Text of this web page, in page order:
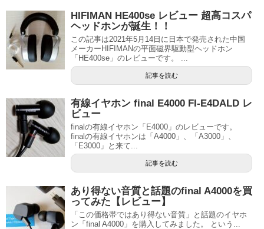
HIFIMAN HE400se レビュー 超高コスパ
ヘッドホンが誕生！！
この記事は2021年5月14日に日本で発売された中国
メーカーHIFIMANの平面磁界駆動型ヘッドホン
「HE400se」のレビューです。 ...
記事を読む
有線イヤホン final E4000 FI-E4DALD レ
ビュー
finalの有線イヤホン「E4000」のレビューです。
finalの有線イヤホンは「A4000」、「A3000」、
「E3000」と来て...
記事を読む
あり得ない音質と話題のfinal A4000を買
ってみた【レビュー】
「この価格帯ではあり得ない音質」と話題のイヤホ
ン「final A4000」を購入してみました。 という...